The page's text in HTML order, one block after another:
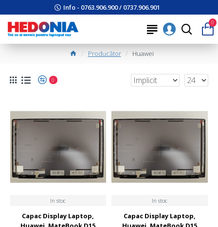
Info - 0763.906.900 / 0737.906.901
0
Producător Huawei
0
In stoc
Capac Display Laptop,
In stoc
Capac Display Laptop,